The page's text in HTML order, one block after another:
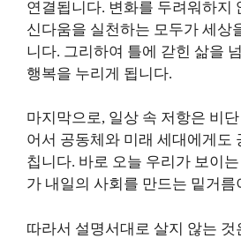
연결됩니다. 변화를 두려워하지
신다움을 실천하는 모두가 세상
니다. 그리하여 틀에 갇힌 삶을
행복을 누리게 됩니다.
마지막으로, 일상 속 저항은 비
어서 공동체와 미래 세대에게도
칩니다. 바로 오늘 우리가 보이
가 내일의 사회를 만드는 밑거름
따라서 설명서대로 살지 않는 것